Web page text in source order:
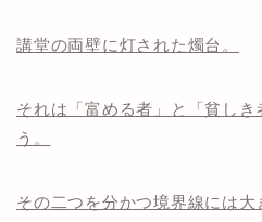
講堂の両壁に灯された燭台。
それは「富める者」と「貧しき
う。
その二つを分かつ境界線には大